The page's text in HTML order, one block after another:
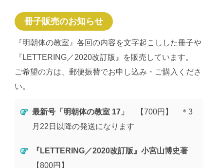
冊子販売のお知らせ
『明朝体の教室』各回の内容を文字起こしした冊子や
『LETTERING／2020改訂版』を販売しています。
ご希望の方は、郵便振替でお申し込み・ご購入くださ
い。
最新号「明朝体の教室 17」
【700円】 ＊3
月22日以降の発送になります
『LETTERING／2020改訂版』小宮山博史著
【800円】